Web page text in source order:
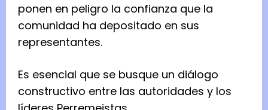
ponen en peligro la confianza que la
comunidad ha depositado en sus
representantes.
Es esencial que se busque un diálogo
constructivo entre las autoridades y los